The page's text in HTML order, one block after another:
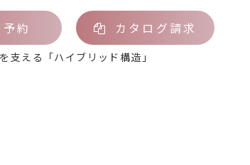
約 カタログ請求
支える「ハイブリッド構造」